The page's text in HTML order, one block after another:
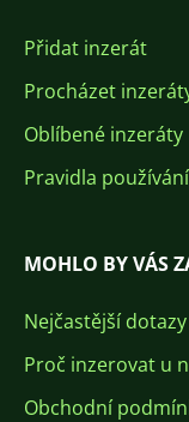
Přidat inzerát
Procházet
Oblíbené inzeráty
Pravidla používání
MOHLO BY VÁS
Nejčastější dotazy
Proč inzerovat u
Obchodní